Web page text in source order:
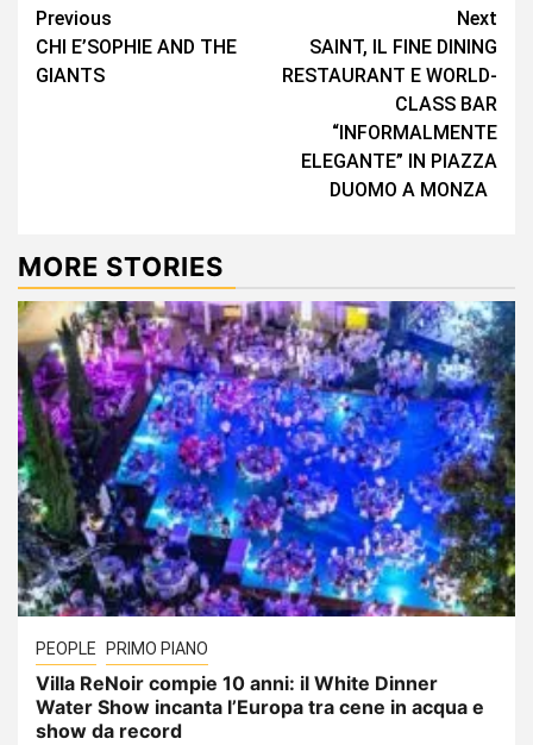
Continue
Reading
Previous
CHI E’SOPHIE AND THE
GIANTS
Next
SAINT, IL FINE DINING
RESTAURANT E WORLD-
CLASS BAR
“INFORMALMENTE
ELEGANTE” IN PIAZZA
DUOMO A MONZA
MORE STORIES
PEOPLE PRIMO PIANO
Villa ReNoir compie 10 anni: il White Dinner
Water Show incanta l’Europa tra cene in acqua e
show da record